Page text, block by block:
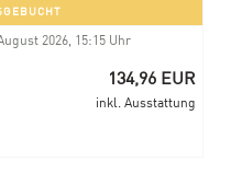
2026, 15:15 Uhr
134,96 EUR
inkl. Ausstattung